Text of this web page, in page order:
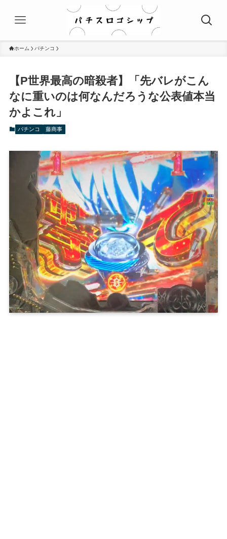
ホーム パチンコ
【P世界最高の暗殺者】「先バレがこん
なに重いのは何なんだろうな公表値本当
かよこれ」
パチンコ 藤商事